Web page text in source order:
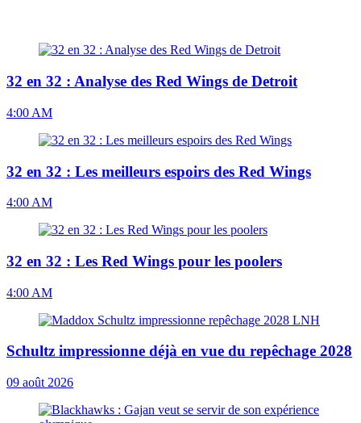
32 en 32 : Analyse des Red Wings de Detroit
4:00 AM
32 en 32 : Les meilleurs espoirs des Red Wings
4:00 AM
32 en 32 : Les Red Wings pour les poolers
4:00 AM
Schultz impressionne déjà en vue du repêchage 2028
09 août 2026